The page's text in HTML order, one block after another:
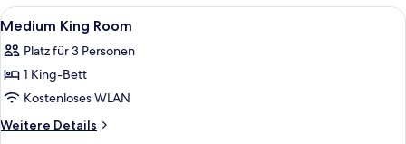
Alle
Fotos
für
Medium
King
Room
Ein modernes Wohnzimmer mit
12
Medium King Room
Platz für 3 Personen
1 King-Bett
Kostenloses WLAN
Weitere Details
Weitere